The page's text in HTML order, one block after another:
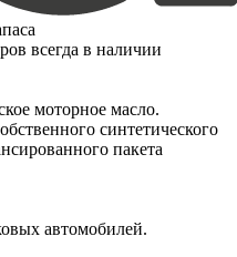
всегда в наличии
моторное масло.
синтетического
пакета
автомобилей.